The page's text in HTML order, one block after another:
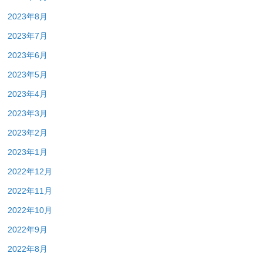
2023年8月
2023年7月
2023年6月
2023年5月
2023年4月
2023年3月
2023年2月
2023年1月
2022年12月
2022年11月
2022年10月
2022年9月
2022年8月